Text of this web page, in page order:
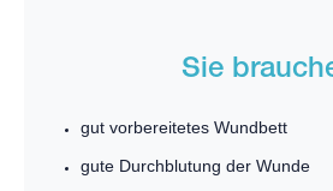
Sie
gut vorbereitetes Wundbett
gute Durchblutung der Wunde